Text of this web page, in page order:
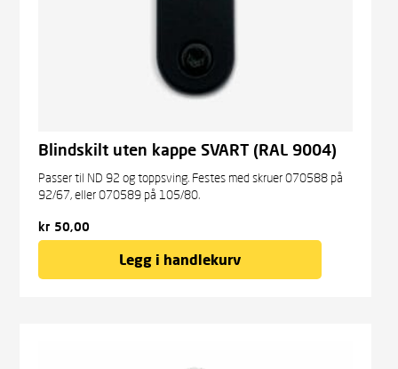
Blindskilt uten kappe SVART (RAL 9004)
Passer til ND 92 og toppsving. Festes med skruer 070588 på
92/67, eller 070589 på 105/80.
kr 50,00
Legg i handlekurv